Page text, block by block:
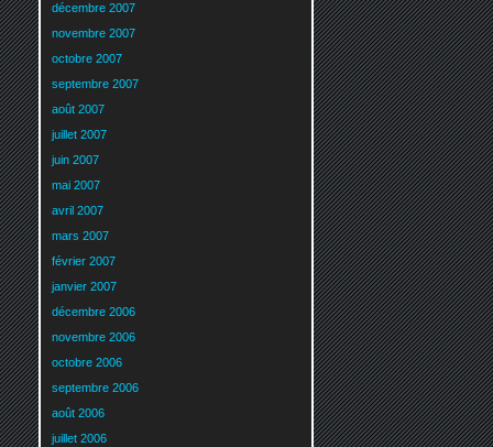
décembre 2007
novembre 2007
octobre 2007
septembre 2007
août 2007
juillet 2007
juin 2007
mai 2007
avril 2007
mars 2007
février 2007
janvier 2007
décembre 2006
novembre 2006
octobre 2006
septembre 2006
août 2006
juillet 2006